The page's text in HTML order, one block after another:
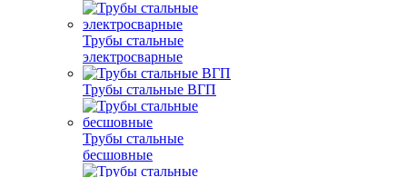
Трубы стальные
электросварные
Трубы стальные ВГП
Трубы стальные
бесшовные